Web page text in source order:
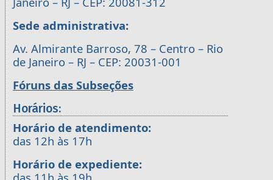
Sede administrativa:
Av. Almirante Barroso, 78 – Centro – Rio
de Janeiro – RJ – CEP: 20031-001
Fóruns das Subseções
Horários:
Horário de atendimento:
das 12h às 17h
Horário de expediente: